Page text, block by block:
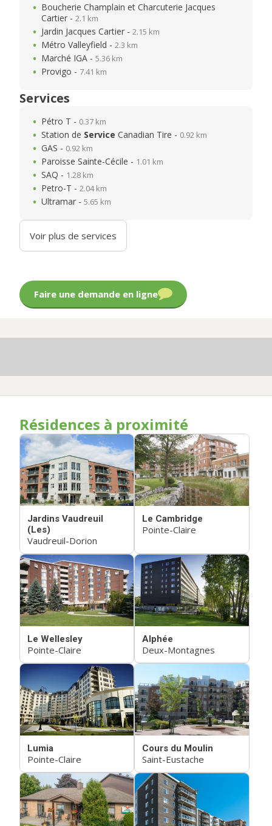
Boucherie Champlain et Charcuterie Jacques
Cartier - 2.1 km
Jardin Jacques Cartier - 2.15 km
Métro Valleyfield - 2.3 km
Marché IGA - 5.36 km
Provigo - 7.41 km
Services
Pétro T - 0.37 km
Station de Service Canadian Tire - 0.92 km
GAS - 0.92 km
Paroisse Sainte-Cécile - 1.01 km
SAQ - 1.28 km
Petro-T - 2.04 km
Ultramar - 5.65 km
Voir plus de services
Faire une demande en ligne
Résidences à proximité
Jardins Vaudreuil
(Les)
Vaudreuil-Dorion
Le Cambridge
Pointe-Claire
Le Wellesley
Pointe-Claire
Alphée
Deux-Montagnes
Lumia
Pointe-Claire
Cours du Moulin
Saint-Eustache